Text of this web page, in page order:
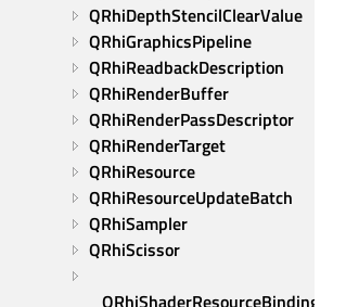
QRhiDepthStencilClearValue
QRhiGraphicsPipeline
QRhiReadbackDescription
QRhiRenderBuffer
QRhiRenderPassDescriptor
QRhiRenderTarget
QRhiResource
QRhiResourceUpdateBatch
QRhiSampler
QRhiScissor
QRhiShaderResourceBinding